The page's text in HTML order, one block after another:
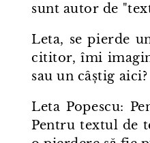
sunt autor de
Leta, se pierde
cititor, îmi
sau un câștig aici?
Leta Popescu:
Pentru textul de